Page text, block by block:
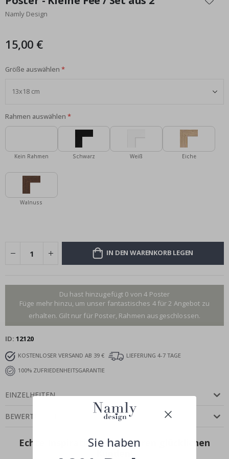
der
Bildgalerie
Namly Design
15,00 €
Größe auswählen
Rahmen auswählen
Kein Rahmen Schwarz Weiß Eiche
Walnuss
IN DEN WARENKORB LEGEN
Du hast hinzugefügt 0 von 4 Poster
Füge mehr hinzu, um unser fantastisches 4 für 2 Angebot zu
erhalten. Gilt nur für Poster, Rahmen ausgeschlossen.
ID 12120
KOSTENLOSER VERSAND AB 39 €
LIEFERUNG 4-7 TAGE
100% ZUFRIEDENHEITSGARANTIE
EINZELHEITEN
BEWERTUNGEN
Echte Inspiration von unseren glücklichen
Sie haben